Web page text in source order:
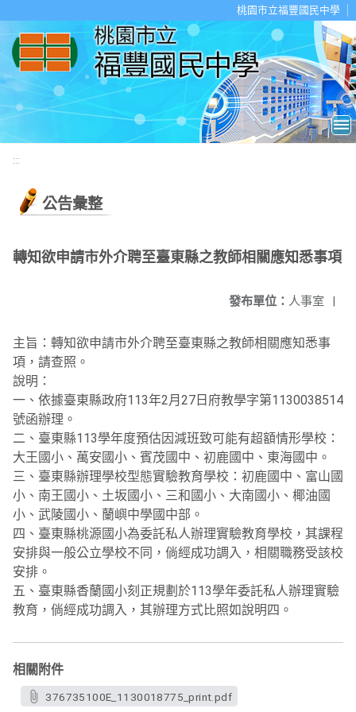
桃園市立福豐國民中學
:::
公告彙整
轉知欲申請市外介聘至臺東縣之教師相關應知悉事項
發布單位： 人事室 |
主旨：轉知欲申請市外介聘至臺東縣之教師相關應知悉事
項，請查照。
說明：
一、依據臺東縣政府113年2月27日府教學字第1130038514
號函辦理。
二、臺東縣113學年度預估因減班致可能有超額情形學校：
大王國小、萬安國小、賓茂國中、初鹿國中、東海國中。
三、臺東縣辦理學校型態實驗教育學校：初鹿國中、富山國
小、南王國小、土坂國小、三和國小、大南國小、椰油國
小、武陵國小、蘭嶼中學國中部。
四、臺東縣桃源國小為委託私人辦理實驗教育學校，其課程
安排與一般公立學校不同，倘經成功調入，相關職務受該校
安排。
五、臺東縣香蘭國小刻正規劃於113學年委託私人辦理實驗
教育，倘經成功調入，其辦理方式比照如說明四。
相關附件
376735100E_1130018775_print.pdf